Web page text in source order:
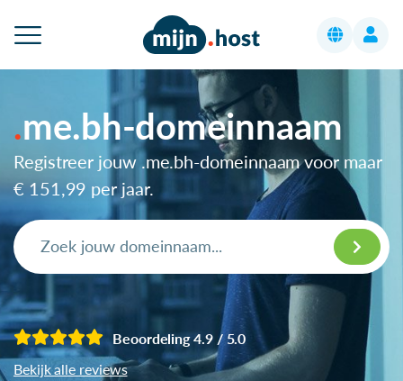
me.bh-domeinnaam
Registreer jouw .me.bh-domeinnaam voor maar
€ 151,99 per jaar.
Beoordeling 4.9 / 5.0
Bekijk alle reviews